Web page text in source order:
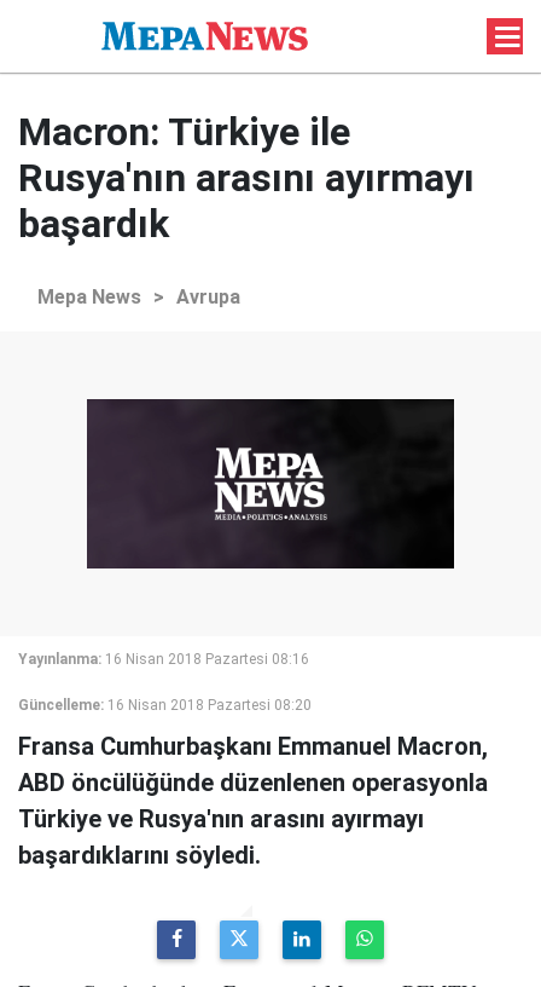
Macron: Türkiye ile
Rusya'nın arasını ayırmayı
başardık
Mepa News > Avrupa
Yayınlanma: 16 Nisan 2018 Pazartesi 08:16
Güncelleme: 16 Nisan 2018 Pazartesi 08:20
Fransa Cumhurbaşkanı Emmanuel Macron,
ABD öncülüğünde düzenlenen operasyonla
Türkiye ve Rusya'nın arasını ayırmayı
başardıklarını söyledi.